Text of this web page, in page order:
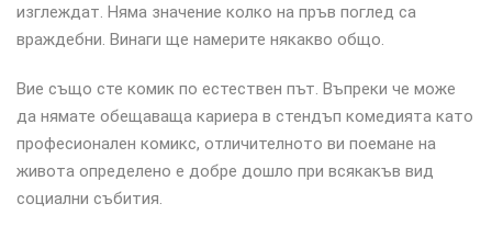
изглеждат. Няма значение колко на пръв поглед са
враждебни. Винаги ще намерите някакво общо.
Вие също сте комик по естествен път. Въпреки че може
да нямате обещаваща кариера в стендъп комедията като
професионален комикс, отличителното ви поемане на
живота определено е добре дошло при всякакъв вид
социални събития.